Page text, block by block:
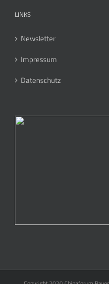
LINKS
Newsletter
Impressum
Datenschutz